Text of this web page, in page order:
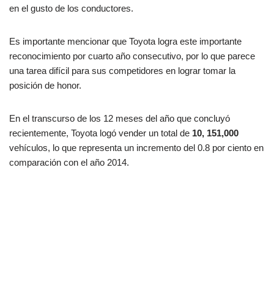
en el gusto de los conductores.
Es importante mencionar que Toyota logra este importante
reconocimiento por cuarto año consecutivo, por lo que parece
una tarea difícil para sus competidores en lograr tomar la
posición de honor.
En el transcurso de los 12 meses del año que concluyó
recientemente, Toyota logó vender un total de 10, 151,000
vehículos, lo que representa un incremento del 0.8 por ciento en
comparación con el año 2014.